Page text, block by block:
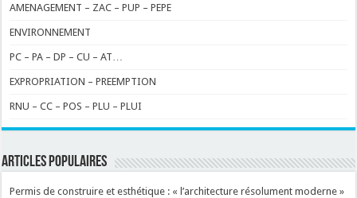
AMENAGEMENT – ZAC – PUP – PEPE
ENVIRONNEMENT
PC – PA – DP – CU – AT…
EXPROPRIATION – PREEMPTION
RNU – CC – POS – PLU – PLUI
ARTICLES POPULAIRES
Permis de construire et esthétique : « l’architecture résolument moderne »